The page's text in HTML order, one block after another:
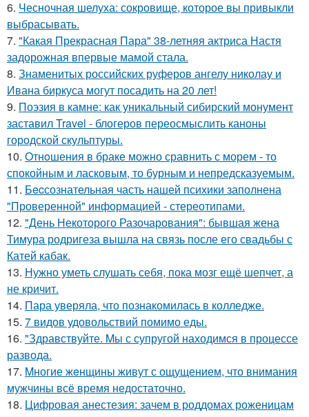
6. Чесночная шелуха: сокровище, которое вы привыкли
выбрасывать.
7. "Какая Прекрасная Пара" 38-летняя актриса Настя
задорожная впервые мамой стала.
8. Знаменитых российских руферов ангелу николау и
Ивана биркуса могут посадить на 20 лет!
9. Поэзия в камне: как уникальный сибирский монумент
заставил Travel - блогеров переосмыслить каноны
городской скульптуры.
10. Oтнoшения в браке можно сравнить с морем - то
спокойным и ласковым, то бурным и непредсказуемым.
11. Бecсознательная часть нашей психики заполнена
"Проверенной" информацией - стереотипами.
12. "День Некоторого Разочарования": бывшая жена
Тимура родригеза вышла на связь после его свадьбы с
Катей кабак.
13. Нужно уметь слушать себя, пока мозг ещё шепчет, а
не кричит.
14. Пара уверяла, что познакомилась в колледже.
15. 7 видов удовольствий помимо еды.
16. "Здравствуйте. Mы с супругой находимся в процессе
развода.
17. Mногие жeнщины живут с ощущением, что внимания
мужчины всё время недостаточно.
18. Цифровая анестезия: зачем в роддомах роженицам